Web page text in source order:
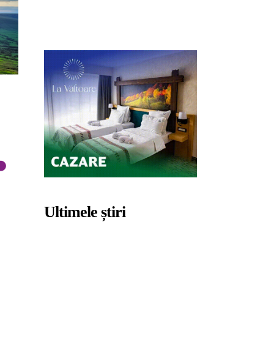
Ultimele știri